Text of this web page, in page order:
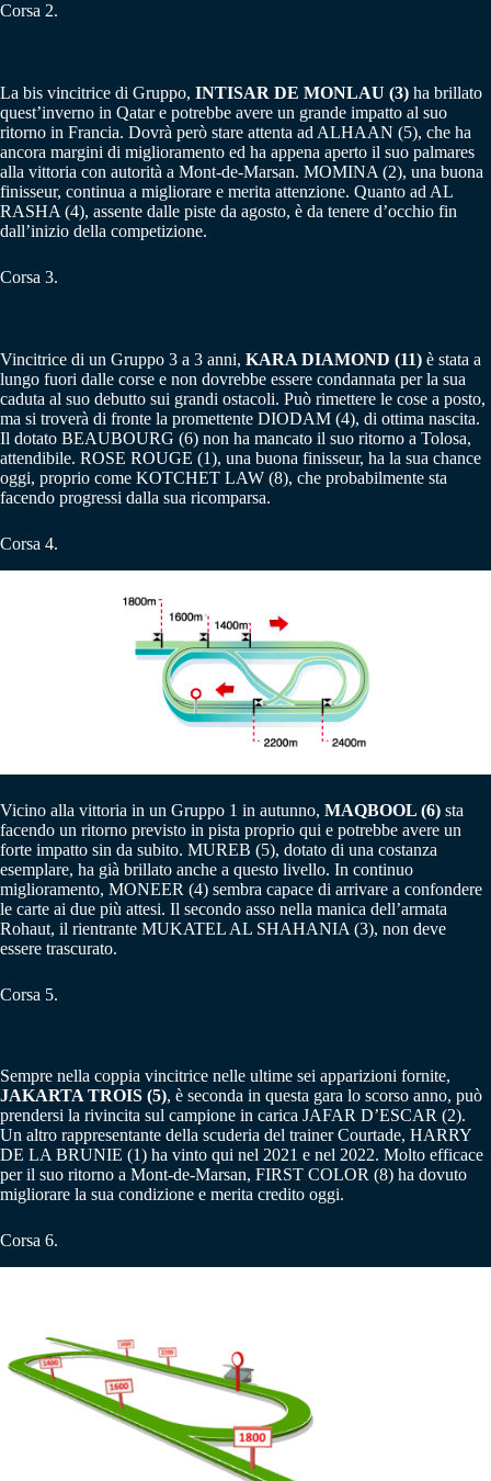
Corsa 2.
La bis vincitrice di Gruppo, INTISAR DE MONLAU (3) ha brillato
quest’inverno in Qatar e potrebbe avere un grande impatto al suo
ritorno in Francia. Dovrà però stare attenta ad ALHAAN (5), che ha
ancora margini di miglioramento ed ha appena aperto il suo palmares
alla vittoria con autorità a Mont-de-Marsan. MOMINA (2), una buona
finisseur, continua a migliorare e merita attenzione. Quanto ad AL
RASHA (4), assente dalle piste da agosto, è da tenere d’occhio fin
dall’inizio della competizione.
Corsa 3.
Vincitrice di un Gruppo 3 a 3 anni, KARA DIAMOND (11) è stata a
lungo fuori dalle corse e non dovrebbe essere condannata per la sua
caduta al suo debutto sui grandi ostacoli. Può rimettere le cose a posto,
ma si troverà di fronte la promettente DIODAM (4), di ottima nascita.
Il dotato BEAUBOURG (6) non ha mancato il suo ritorno a Tolosa,
attendibile. ROSE ROUGE (1), una buona finisseur, ha la sua chance
oggi, proprio come KOTCHET LAW (8), che probabilmente sta
facendo progressi dalla sua ricomparsa.
Corsa 4.
Vicino alla vittoria in un Gruppo 1 in autunno, MAQBOOL (6) sta
facendo un ritorno previsto in pista proprio qui e potrebbe avere un
forte impatto sin da subito. MUREB (5), dotato di una costanza
esemplare, ha già brillato anche a questo livello. In continuo
miglioramento, MONEER (4) sembra capace di arrivare a confondere
le carte ai due più attesi. Il secondo asso nella manica dell’armata
Rohaut, il rientrante MUKATEL AL SHAHANIA (3), non deve
essere trascurato.
Corsa 5.
Sempre nella coppia vincitrice nelle ultime sei apparizioni fornite,
JAKARTA TROIS (5), è seconda in questa gara lo scorso anno, può
prendersi la rivincita sul campione in carica JAFAR D’ESCAR (2).
Un altro rappresentante della scuderia del trainer Courtade, HARRY
DE LA BRUNIE (1) ha vinto qui nel 2021 e nel 2022. Molto efficace
per il suo ritorno a Mont-de-Marsan, FIRST COLOR (8) ha dovuto
migliorare la sua condizione e merita credito oggi.
Corsa 6.